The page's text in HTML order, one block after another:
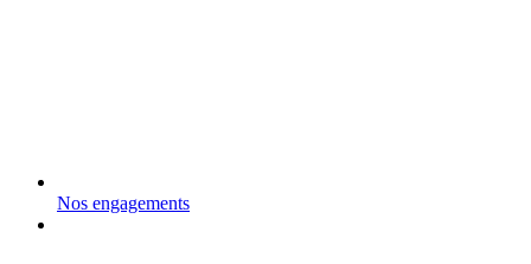
Nos engagements